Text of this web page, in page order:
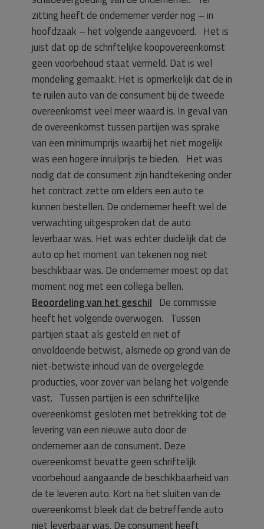
zitting heeft de ondernemer verder nog – in
hoofdzaak – het volgende aangevoerd. Het is
juist dat op de schriftelijke koopovereenkomst
geen voorbehoud staat vermeld. Dat is wel
mondeling gemaakt. Het is opmerkelijk dat de in
te ruilen auto van de consument bij de tweede
overeenkomst veel meer waard is. In geval van
de overeenkomst tussen partijen was sprake
van een minimumprijs waarbij het niet mogelijk
was een hogere inruilprijs te bieden. Het was
nodig dat de consument zijn handtekening onder
het contract zette om elders een auto te
kunnen bestellen. De ondernemer heeft wel de
verwachting uitgesproken dat de auto
leverbaar was. Het was echter duidelijk dat de
auto op het moment van tekenen nog niet
beschikbaar was. De ondernemer moest op dat
moment nog met een collega bellen.
Beoordeling van het geschil De commissie
heeft het volgende overwogen. Tussen
partijen staat als gesteld en niet of
onvoldoende betwist, alsmede op grond van de
niet-betwiste inhoud van de overgelegde
producties, voor zover van belang het volgende
vast. Tussen partijen is een schriftelijke
overeenkomst gesloten met betrekking tot de
levering van een nieuwe auto door de
ondernemer aan de consument. Deze
overeenkomst bevatte geen schriftelijk
voorbehoud aangaande de beschikbaarheid van
de te leveren auto. Kort na het sluiten van de
overeenkomst bleek dat de betreffende auto
niet leverbaar was. De consument heeft